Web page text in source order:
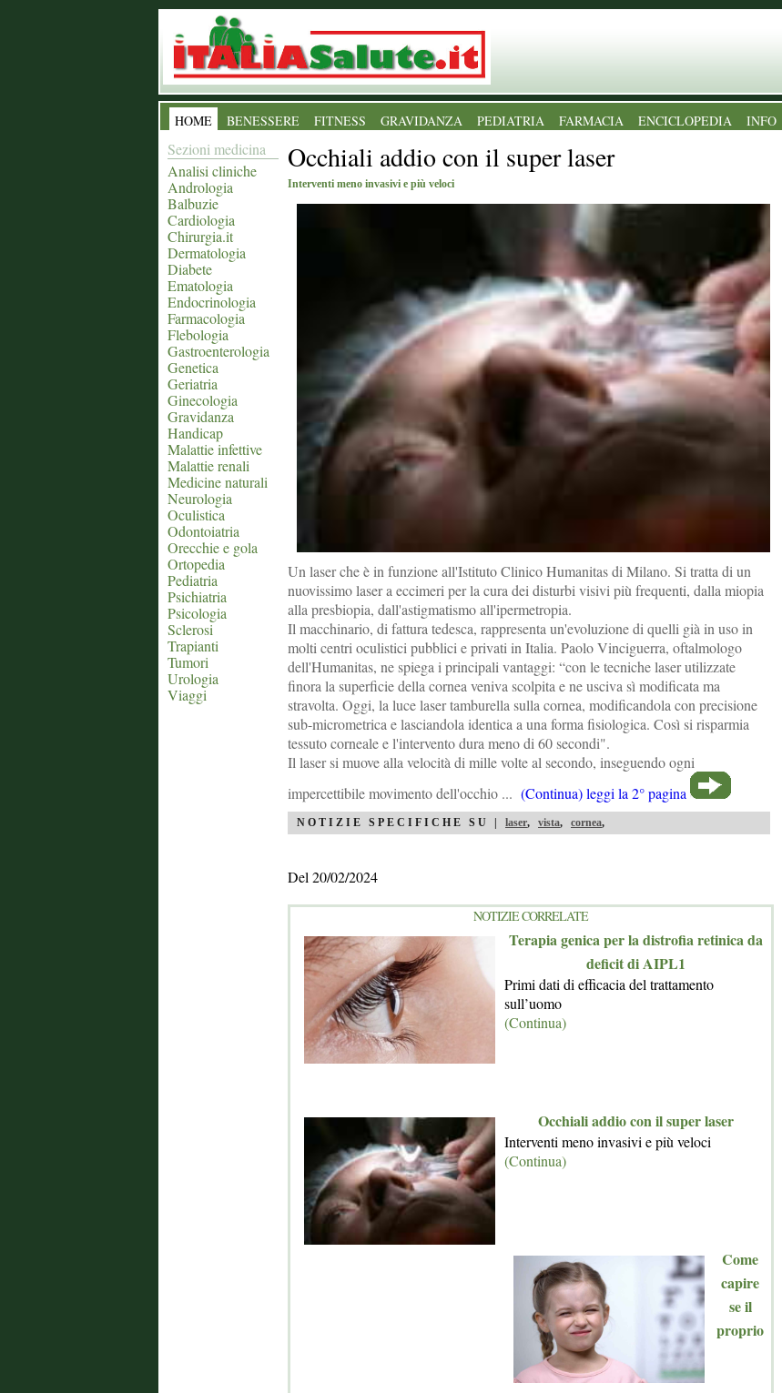
HOME BENESSERE FITNESS GRAVIDANZA PEDIATRIA FARMACIA ENCICLOPEDIA INFO
Sezioni medicina
Analisi cliniche
Andrologia
Balbuzie
Cardiologia
Chirurgia.it
Dermatologia
Diabete
Ematologia
Endocrinologia
Farmacologia
Flebologia
Gastroenterologia
Genetica
Geriatria
Ginecologia
Gravidanza
Handicap
Malattie infettive
Malattie renali
Medicine naturali
Neurologia
Oculistica
Odontoiatria
Orecchie e gola
Ortopedia
Pediatria
Psichiatria
Psicologia
Sclerosi
Trapianti
Tumori
Urologia
Viaggi
Occhiali addio con il super laser
Interventi meno invasivi e più veloci
Un laser che è in funzione all'Istituto Clinico Humanitas di Milano. Si tratta di un
nuovissimo laser a eccimeri per la cura dei disturbi visivi più frequenti, dalla miopia
alla presbiopia, dall'astigmatismo all'ipermetropia.
Il macchinario, di fattura tedesca, rappresenta un'evoluzione di quelli già in uso in
molti centri oculistici pubblici e privati in Italia. Paolo Vinciguerra, oftalmologo
dell'Humanitas, ne spiega i principali vantaggi: “con le tecniche laser utilizzate
finora la superficie della cornea veniva scolpita e ne usciva sì modificata ma
stravolta. Oggi, la luce laser tamburella sulla cornea, modificandola con precisione
sub-micrometrica e lasciandola identica a una forma fisiologica. Così si risparmia
tessuto corneale e l'intervento dura meno di 60 secondi".
Il laser si muove alla velocità di mille volte al secondo, inseguendo ogni
impercettibile movimento dell'occhio ... (Continua) leggi la 2° pagina
NOTIZIE SPECIFICHE SU | laser, vista, cornea,
Del 20/02/2024
NOTIZIE CORRELATE
Terapia genica per la distrofia retinica da
deficit di AIPL1
Primi dati di efficacia del trattamento
sull’uomo
(Continua)
Occhiali addio con il super laser
Interventi meno invasivi e più veloci
(Continua)
Come
capire
se il
proprio